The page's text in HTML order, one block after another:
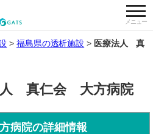
メニュー
施設を検索する
福島県の透析施設
医療法人 真
人 真仁会 大方病院
病院の詳細情報